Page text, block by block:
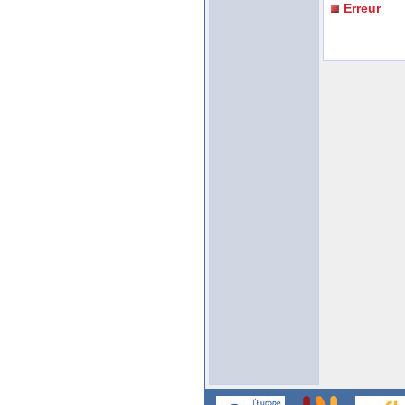
Erreur